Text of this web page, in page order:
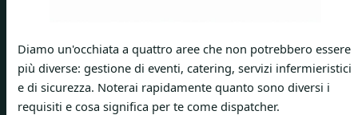
Diamo un'occhiata a quattro aree che non potrebbero essere
più diverse: gestione di eventi, catering, servizi infermieristici
e di sicurezza. Noterai rapidamente quanto sono diversi i
requisiti e cosa significa per te come dispatcher.